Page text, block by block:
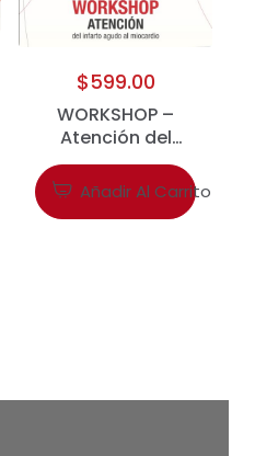
$599.00
WORKSHOP –
Atención del
Infarto Agudo del
Miocardio
Añadir Al Carrito